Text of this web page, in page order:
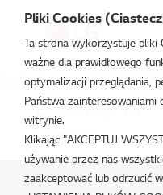
Strefa Klimatyzacji /
DC24RQ.PDF
lut 18, 2026
Polityka Prywatności -
Pliki Cookies
Ta strona wykorzystuje
ważne dla prawidłowego
optymalizacji przeglądania,
Państwa zainteresowaniami
witrynie.
Klikając "AKCEPTUJ
używanie przez nas
zaakceptować lub odrzucić